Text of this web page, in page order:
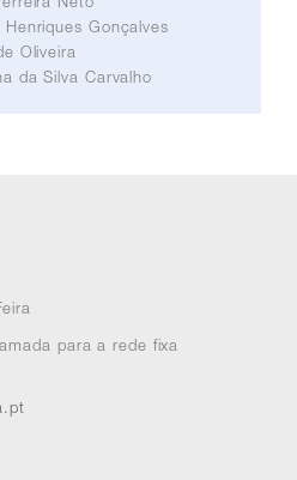
Gonçalves
Oliveira
da Silva Carvalho
para a rede fixa